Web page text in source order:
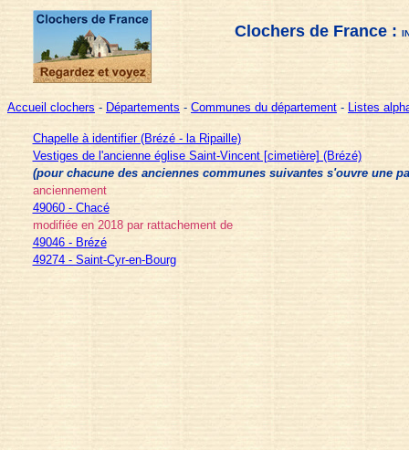
Clochers de France :
Accueil clochers - Départements - Communes du département - Listes
Chapelle à identifier (Brézé - la Ripaille)
Vestiges de l'ancienne église Saint-Vincent [cimetière] (Brézé)
(pour chacune des anciennes communes suivantes s'ouvre une
anciennement
49060 - Chacé
modifiée en 2018 par rattachement de
49046 - Brézé
49274 - Saint-Cyr-en-Bourg